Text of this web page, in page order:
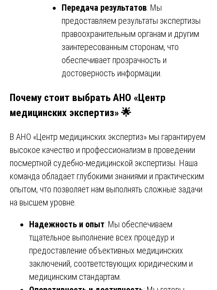
Передача результатов: Мы
предоставляем результаты экспертизы
правоохранительным органам и другим
заинтересованным сторонам, что
обеспечивает прозрачность и
достоверность информации.
Почему стоит выбрать АНО «Центр
медицинских экспертиз» 🌟
В АНО «Центр медицинских экспертиз» мы гарантируем
высокое качество и профессионализм в проведении
посмертной судебно-медицинской экспертизы. Наша
команда обладает глубокими знаниями и практическим
опытом, что позволяет нам выполнять сложные задачи
на высшем уровне.
Надежность и опыт: Мы обеспечиваем
тщательное выполнение всех процедур и
предоставление объективных медицинских
заключений, соответствующих юридическим и
медицинским стандартам.